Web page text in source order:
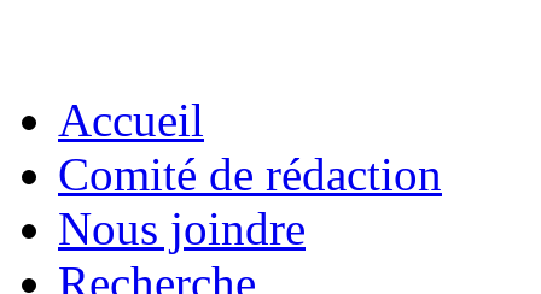
Accueil
Comité de rédaction
Nous joindre
Recherche